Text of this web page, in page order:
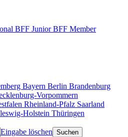
BFF JuniorBFF Member
Bayern Berlin Brandenburg
Vorpommern
Rheinland-Pfalz Saarland
Holstein Thüringen
Eingabe löschen